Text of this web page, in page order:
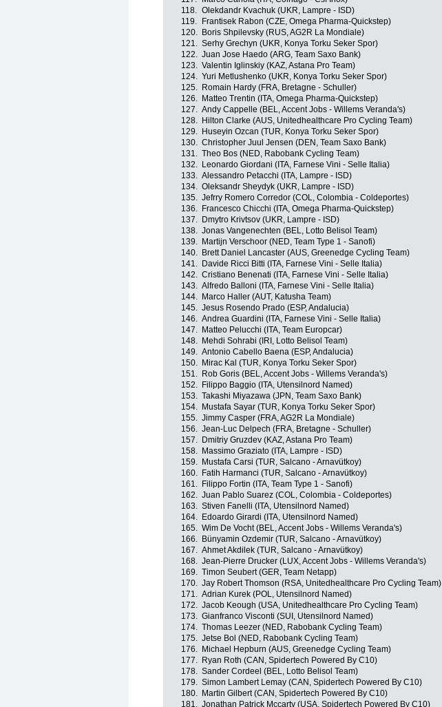
118. Olekdandr Kvachuk (UKR, Lampre - ISD)
119.
Frantisek Rabon (CZE, Omega Pharma-Quickstep)
120.
Boris Shpilevsky (RUS, AG2R La Mondiale)
121. Serhy Grechyn (UKR, Konya Torku Seker Spor)
122. Juan Jose Haedo (ARG, Team Saxo Bank)
123. Valentin Iglinskiy (KAZ, Astana Pro Team)
124. Yuri Metlushenko (UKR, Konya Torku Seker Spor)
125.
Romain Hardy (FRA, Bretagne - Schuller)
126.
Matteo Trentin (ITA, Omega Pharma-Quickstep)
127. Andy Cappelle (BEL, Accent Jobs - Willems Veranda's)
128.
Hilton Clarke (AUS, Unitedhealthcare Pro Cycling Team)
129.
Huseyin Ozcan (TUR, Konya Torku Seker Spor)
130. Christopher Juul Jensen (DEN, Team Saxo Bank)
131. Theo Bos (NED, Rabobank Cycling Team)
132.
Leonardo Giordani (ITA, Farnese Vini - Selle Italia)
133. Alessandro Petacchi (ITA, Lampre - ISD)
134. Oleksandr Sheydyk (UKR, Lampre - ISD)
135. Jefrry Romero Corredor (COL, Colombia - Coldeportes)
136.
Francesco Chicchi (ITA, Omega Pharma-Quickstep)
137.
Dmytro Krivtsov (UKR, Lampre - ISD)
138. Jonas Vangenechten (BEL, Lotto Belisol Team)
139.
Martijn Verschoor (NED, Team Type 1 - Sanofi)
140.
Brett Daniel Lancaster (AUS, Greenedge Cycling Team)
141.
Davide Ricci Bitti (ITA, Farnese Vini - Selle Italia)
142. Cristiano Benenati (ITA, Farnese Vini - Selle Italia)
143. Alfredo Balloni (ITA, Farnese Vini - Selle Italia)
144.
Marco Haller (AUT, Katusha Team)
145. Jesus Rosendo Prado (ESP, Andalucia)
146. Andrea Guardini (ITA, Farnese Vini - Selle Italia)
147.
Matteo Pelucchi (ITA, Team Europcar)
148.
Mehdi Sohrabi (IRI, Lotto Belisol Team)
149. Antonio Cabello Baena (ESP, Andalucia)
150.
Mirac Kal (TUR, Konya Torku Seker Spor)
151.
Rob Goris (BEL, Accent Jobs - Willems Veranda's)
152.
Filippo Baggio (ITA, Utensilnord Named)
153. Takashi Miyazawa (JPN, Team Saxo Bank)
154.
Mustafa Sayar (TUR, Konya Torku Seker Spor)
155. Jimmy Casper (FRA, AG2R La Mondiale)
156. Jean-Luc Delpech (FRA, Bretagne - Schuller)
157.
Dmitriy Gruzdev (KAZ, Astana Pro Team)
158.
Massimo Graziato (ITA, Lampre - ISD)
159.
Mustafa Carsi (TUR, Salcano - Arnavütkoy)
160.
Fatih Harmanci (TUR, Salcano - Arnavütkoy)
161.
Filippo Fortin (ITA, Team Type 1 - Sanofi)
162. Juan Pablo Suarez (COL, Colombia - Coldeportes)
163. Stiven Fanelli (ITA, Utensilnord Named)
164.
Edoardo Girardi (ITA, Utensilnord Named)
165. Wim De Vocht (BEL, Accent Jobs - Willems Veranda's)
166.
Bünyamin Ozdemir (TUR, Salcano - Arnavütkoy)
167. Ahmet Akdilek (TUR, Salcano - Arnavütkoy)
168. Jean-Pierre Drucker (LUX, Accent Jobs - Willems Veranda's)
169. Timon Seubert (GER, Team Netapp)
170. Jay Robert Thomson (RSA, Unitedhealthcare Pro Cycling Team)
171. Adrian Kurek (POL, Utensilnord Named)
172. Jacob Keough (USA, Unitedhealthcare Pro Cycling Team)
173. Gianfranco Visconti (SUI, Utensilnord Named)
174. Thomas Leezer (NED, Rabobank Cycling Team)
175. Jetse Bol (NED, Rabobank Cycling Team)
176.
Michael Hepburn (AUS, Greenedge Cycling Team)
177.
Ryan Roth (CAN, Spidertech Powered By C10)
178. Sander Cordeel (BEL, Lotto Belisol Team)
179. Simon Lambert Lemay (CAN, Spidertech Powered By C10)
180.
Martin Gilbert (CAN, Spidertech Powered By C10)
181. Jonathan Patrick Mccarty (USA, Spidertech Powered By C10)